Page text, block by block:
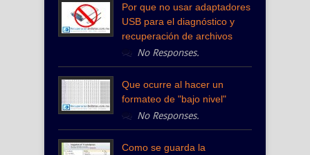
Por que no usar adaptadores
USB para el diagnóstico y
recuperación de archivos
No Responses.
Que ocurre al hacer un
formateo de "bajo nivel"
No Responses.
Como se guarda la